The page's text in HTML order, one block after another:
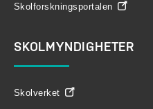
Skolforskningsportalen
SKOLMYNDIGHETER
Skolverket